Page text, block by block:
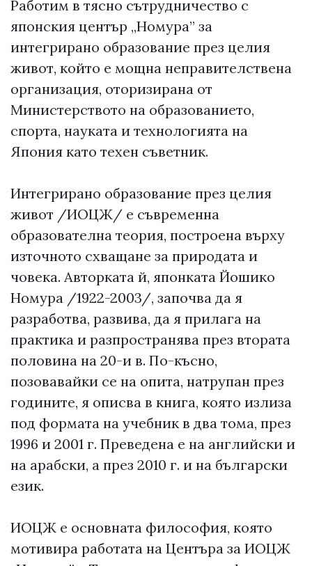
Работим в тясно сътрудничество с
японския център „Номура” за
интегрирано образование през целия
живот, който е мощна неправителствена
организация, оторизирана от
Министерството на образованието,
спорта, науката и технологията на
Япония като техен съветник.
Интегрирано образование през целия
живот /ИОЦЖ/ е съвременна
образователна теория, построена върху
източното схващане за природата и
човека. Авторката й, японката Йошико
Номура /1922-2003/, започва да я
разработва, развива, да я прилага на
практика и разпространява през втората
половина на 20-и в. По-късно,
позовавайки се на опита, натрупан през
годините, я описва в книга, която излиза
под формата на учебник в два тома, през
1996 и 2001 г. Преведена е на английски и
на арабски, а през 2010 г. и на български
език.
ИОЦЖ е основната философия, която
мотивира работата на Центъра за ИОЦЖ